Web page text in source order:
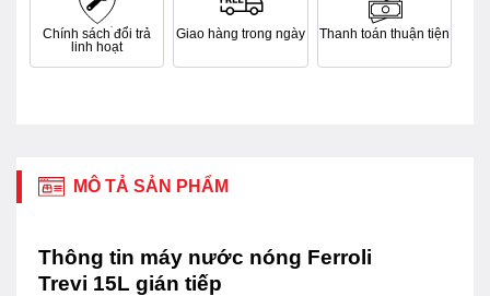
Chính sách đổi trả
linh hoạt
Giao hàng trong ngày Thanh toán thuận tiện
MÔ TẢ SẢN PHẨM
Thông tin máy nước nóng Ferroli
Trevi 15L gián tiếp